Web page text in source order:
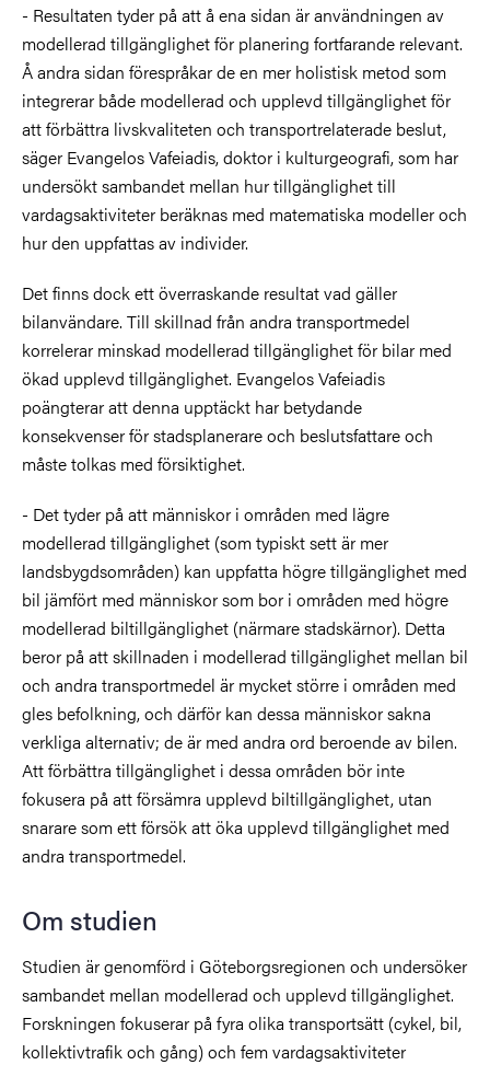
- Resultaten tyder på att å ena sidan är användningen av
modellerad tillgänglighet för planering fortfarande relevant.
Å andra sidan förespråkar de en mer holistisk metod som
integrerar både modellerad och upplevd tillgänglighet för
att förbättra livskvaliteten och transportrelaterade beslut,
säger Evangelos Vafeiadis, doktor i kulturgeografi, som har
undersökt sambandet mellan hur tillgänglighet till
vardagsaktiviteter beräknas med matematiska modeller och
hur den uppfattas av individer.
Det finns dock ett överraskande resultat vad gäller
bilanvändare. Till skillnad från andra transportmedel
korrelerar minskad modellerad tillgänglighet för bilar med
ökad upplevd tillgänglighet. Evangelos Vafeiadis
poängterar att denna upptäckt har betydande
konsekvenser för stadsplanerare och beslutsfattare och
måste tolkas med försiktighet.
- Det tyder på att människor i områden med lägre
modellerad tillgänglighet (som typiskt sett är mer
landsbygdsområden) kan uppfatta högre tillgänglighet med
bil jämfört med människor som bor i områden med högre
modellerad biltillgänglighet (närmare stadskärnor). Detta
beror på att skillnaden i modellerad tillgänglighet mellan bil
och andra transportmedel är mycket större i områden med
gles befolkning, och därför kan dessa människor sakna
verkliga alternativ; de är med andra ord beroende av bilen.
Att förbättra tillgänglighet i dessa områden bör inte
fokusera på att försämra upplevd biltillgänglighet, utan
snarare som ett försök att öka upplevd tillgänglighet med
andra transportmedel.
Om studien
Studien är genomförd i Göteborgsregionen och undersöker
sambandet mellan modellerad och upplevd tillgänglighet.
Forskningen fokuserar på fyra olika transportsätt (cykel, bil,
kollektivtrafik och gång) och fem vardagsaktiviteter